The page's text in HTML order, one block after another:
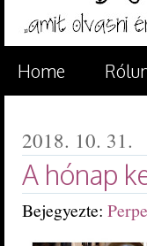
Home
2018. 10. 31.
A hónap
Bejegyezte: